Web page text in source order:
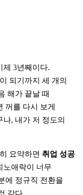
제 3년째이다.
되기까지 세 개의
해가 끝날 때
꺼를 다시 보게
, 내가 저 정도의
요약하면 취업 성공
노애락이 너무
에 정규직 전환을
같다.